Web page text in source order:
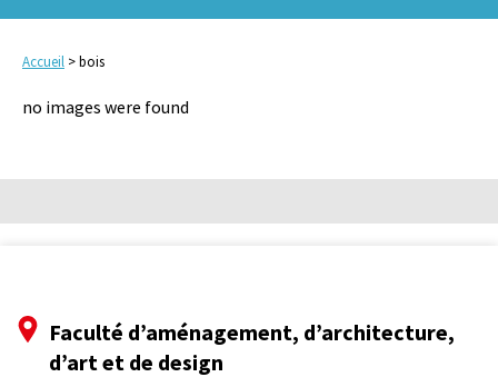
Accueil >bois
no images were found
Faculté d’aménagement, d’architecture,
d’art et de design